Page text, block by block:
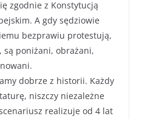
zgodnie z Konstytucją
A gdy sędziowie
bezprawiu protestują,
są poniżani, obrażani,
dobrze z historii. Każdy
niszczy niezależne
realizuje od 4 lat